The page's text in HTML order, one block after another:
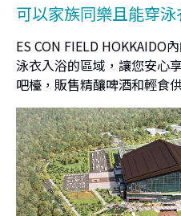
可以家族同樂且能穿
ES CON FIELD HOKKAIDO
泳衣入浴的區域，讓您安心
吧檯，販售精釀啤酒和輕食